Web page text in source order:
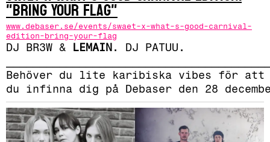
"Bring Your Flag"
www.debaser.se/events/swaet-x-what-s-good-carnival-
edition-bring-your-flag
DJ BR3W & LEMAIN. DJ PATUU.
Behöver du lite karibiska vibes för att
du infinna dig på Debaser den 28